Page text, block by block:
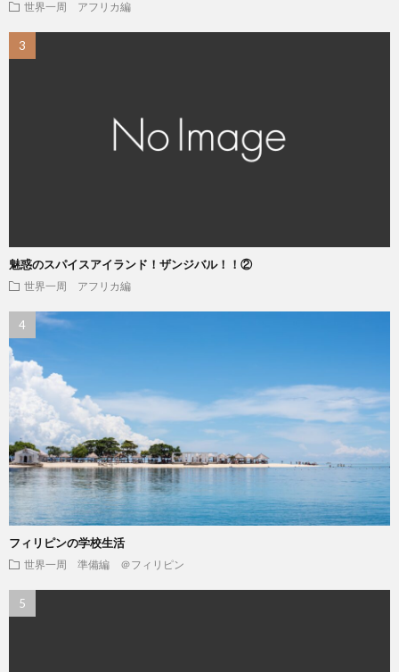
世界一周 アフリカ編
魅惑のスパイスアイランド！ザンジバル！！②
世界一周 アフリカ編
フィリピンの学校生活
世界一周 準備編 ＠フィリピン